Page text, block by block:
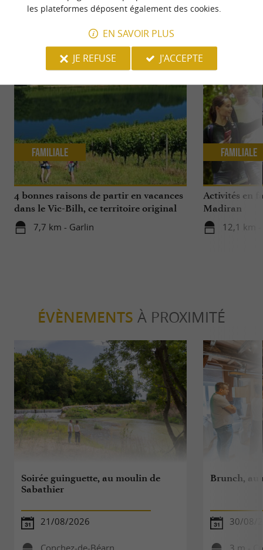
NOUS AVONS TESTÉPOUR VOUS
4 bonnes raisons de partir en vacances
dans le Vic-Bilh, ce territoire original
7,7 km - Garlin
Familiale
Activités en
Madiran
12,1 km
Familiale
ÉVÈNEMENTS À PROXIMITÉ
Soirée guinguette, au moulin de
Sabathier
21/08/2026
Brunch, au
30/08/
les plateformes déposent également des cookies.
EN SAVOIR PLUS
JE REFUSE
J'ACCEPTE